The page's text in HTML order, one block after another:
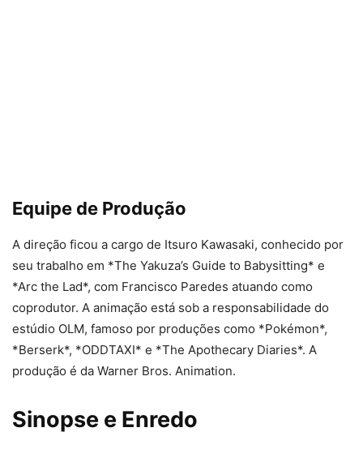
Equipe de Produção
A direção ficou a cargo de Itsuro Kawasaki, conhecido por
seu trabalho em *The Yakuza’s Guide to Babysitting* e
*Arc the Lad*, com Francisco Paredes atuando como
coprodutor. A animação está sob a responsabilidade do
estúdio OLM, famoso por produções como *Pokémon*,
*Berserk*, *ODDTAXI* e *The Apothecary Diaries*. A
produção é da Warner Bros. Animation.
Sinopse e Enredo